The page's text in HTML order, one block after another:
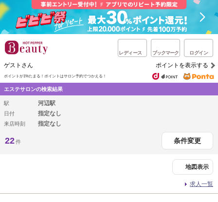
レディース ブックマーク ログイン
ゲストさん ポイントを表示する
ポイントが1%たまる！ ポイントはサロン予約でつかえる！
エステサロンの検索結果
駅 河辺駅
日付 指定なし
来店時刻 指定なし
22件 条件変更
地図表示
求人一覧